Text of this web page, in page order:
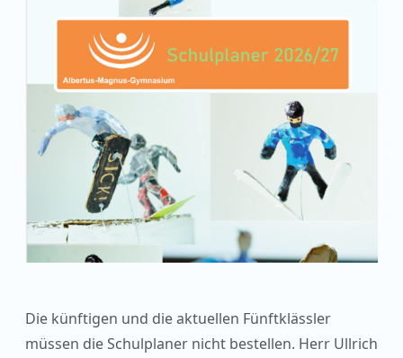
Die künftigen und die aktuellen Fünftklässler
müssen die Schulplaner nicht bestellen. Herr Ullrich